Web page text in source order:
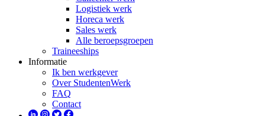
Logistiek werk
Horeca werk
Sales werk
Alle beroepsgroepen
Traineeships
Informatie
Ik ben werkgever
Over StudentenWerk
FAQ
Contact